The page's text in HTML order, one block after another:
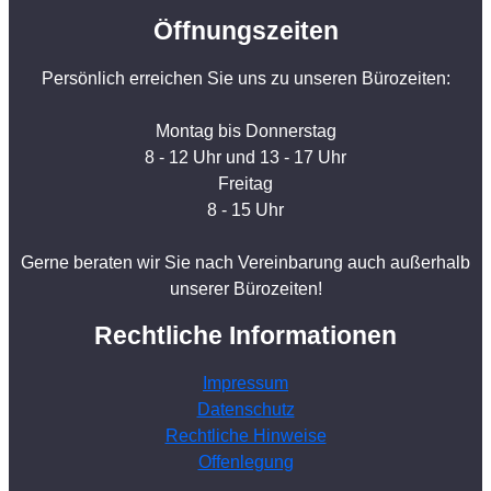
Öffnungszeiten
Persönlich erreichen Sie uns zu unseren Bürozeiten:
Montag bis Donnerstag
8 - 12 Uhr und 13 - 17 Uhr
Freitag
8 - 15 Uhr
Gerne beraten wir Sie nach Vereinbarung auch außerhalb
unserer Bürozeiten!
Rechtliche Informationen
Impressum
Datenschutz
Rechtliche Hinweise
Offenlegung